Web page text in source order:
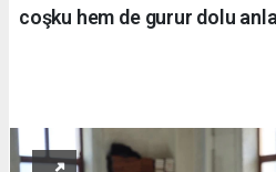
coşku hem de gurur dolu